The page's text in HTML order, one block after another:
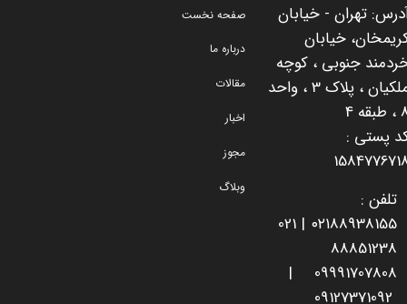
تهران - خیابان
خیابان
جنوبی ، کوچه
ملکیان ، پلاک 3 ، واحد
4
پستی :
تلفن :
۰۲۱88938155 |
021
88851238
09991707808
|
09127371092
صفحه نخست
درباره ما
مقالات
اخبار
مجوز
وبلاگ